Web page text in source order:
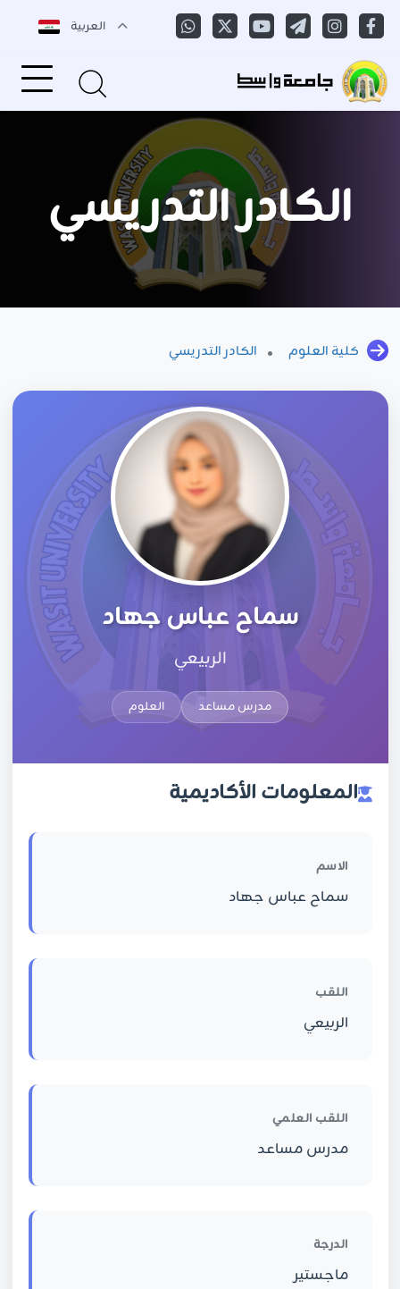
العربية
الكادر التدريسي
كلية العلوم الكادر التدريسي
سماح عباس جهاد
الربيعي
مدرس مساعد العلوم
المعلومات الأكاديمية
الاسم
سماح عباس جهاد
اللقب
الربيعي
اللقب العلمي
مدرس مساعد
الدرجة
ماجستير